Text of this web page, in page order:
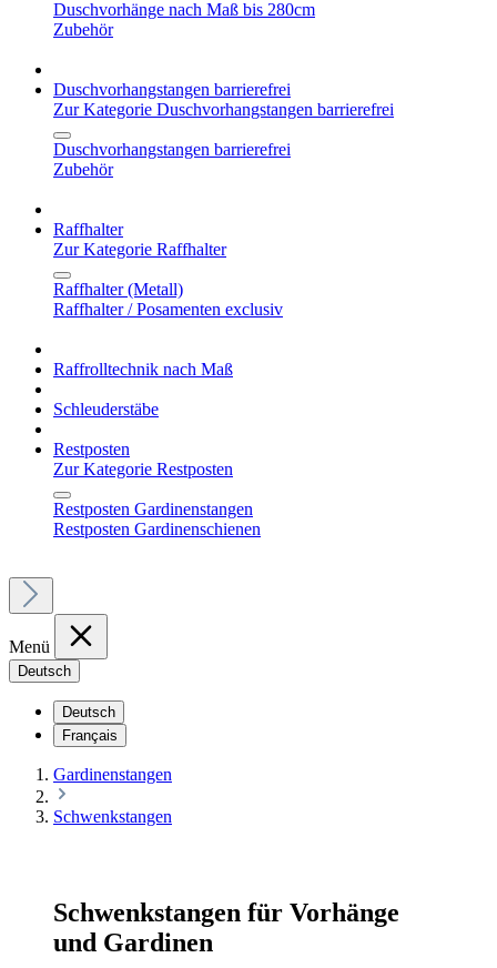
Duschvorhänge nach Maß bis 280cm
Zubehör
Duschvorhangstangen barrierefrei
Zur Kategorie Duschvorhangstangen barrierefrei
Duschvorhangstangen barrierefrei
Zubehör
Raffhalter
Zur Kategorie Raffhalter
Raffhalter (Metall)
Raffhalter / Posamenten exclusiv
Raffrolltechnik nach Maß
Schleuderstäbe
Restposten
Zur Kategorie Restposten
Restposten Gardinenstangen
Restposten Gardinenschienen
Menü
Deutsch
Deutsch
Français
Gardinenstangen
Schwenkstangen
Schwenkstangen für Vorhänge
und Gardinen